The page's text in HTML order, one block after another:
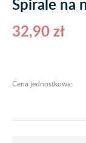
32,90 zł
Cena jednostkowa: